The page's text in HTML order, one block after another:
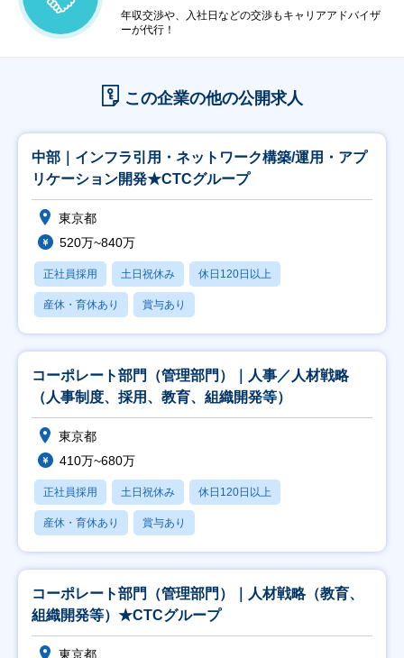
年収交渉や、入社日などの交渉もキャリアアドバイザ
ーが代行！
この企業の他の公開求人
中部｜インフラ引用・ネットワーク構築/運用・アプ
リケーション開発★CTCグループ
東京都
520万~840万
正社員採用 土日祝休み 休日120日以上
産休・育休あり 賞与あり
コーポレート部門（管理部門）｜人事／人材戦略
（人事制度、採用、教育、組織開発等）
東京都
410万~680万
正社員採用 土日祝休み 休日120日以上
産休・育休あり 賞与あり
コーポレート部門（管理部門）｜人材戦略（教育、
組織開発等）★CTCグループ
東京都